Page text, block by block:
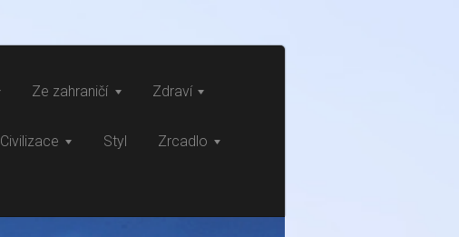
Ze zahraničí Zdraví
Civilizace Styl Zrcadlo